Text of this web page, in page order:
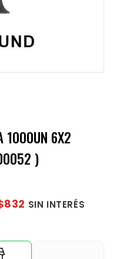
1000UN 6X2
)
SIN INTERÉS